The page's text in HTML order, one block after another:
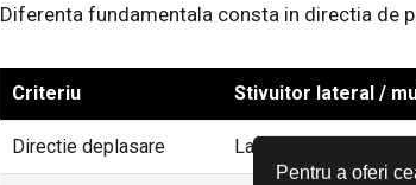
Pentru a oferi
Diferenta fundamentala consta in directia de
Criteriu Stivuitor lateral /
Directie deplasare Lateral si